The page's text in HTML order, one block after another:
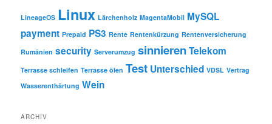
LineageOS Linux Lärchenholz MagentaMobil MySQL
payment Prepaid PS3 Rente Rentenkürzung Rentenversicherung
Rumänien security Serverumzug sinnierenTelekom
Terrasse schleifen Terrasse ölen Test Unterschied VDSL Vertrag
Wasserenthärtung Wein
ARCHIV